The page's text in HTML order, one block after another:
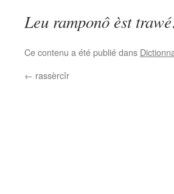
Leu ramponô èst trawé
Ce contenu a été publié dans
← rassèrcîr